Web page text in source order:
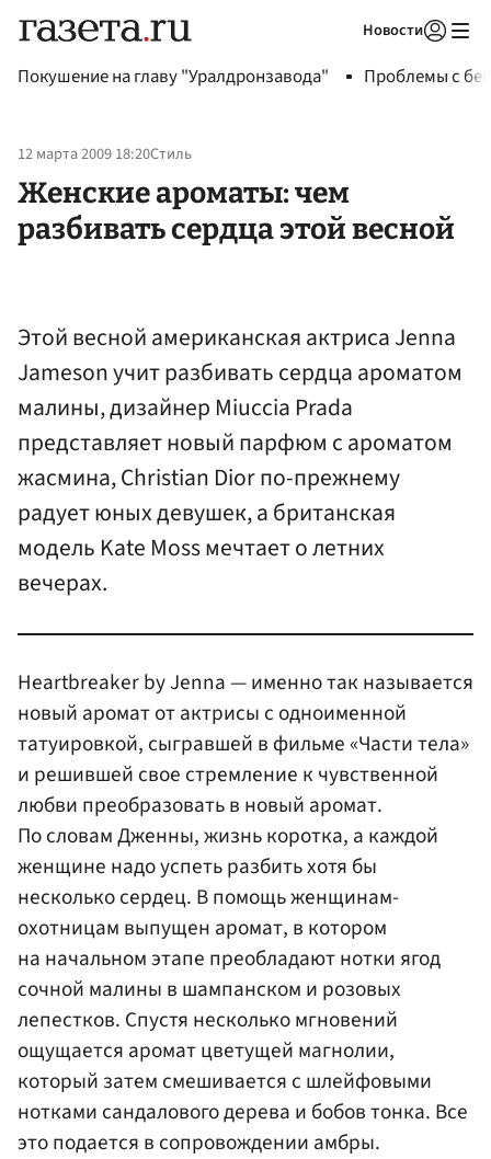
Новости
Покушение на главу "Уралдронзавода" Проблемы с
12 марта 2009 18:20Стиль
Женские ароматы: чем
разбивать сердца этой весной
Этой весной американская актриса Jenna
Jameson учит разбивать сердца ароматом
малины, дизайнер Miuccia Prada
представляет новый парфюм с ароматом
жасмина, Сhristian Dior по-прежнему
радует юных девушек, а британская
модель Kate Moss мечтает о летних
вечерах.
Heartbreaker by Jenna — именно так называется
новый аромат от актрисы с одноименной
татуировкой, сыгравшей в фильме «Части тела»
и решившей свое стремление к чувственной
любви преобразовать в новый аромат.
По словам Дженны, жизнь коротка, а каждой
женщине надо успеть разбить хотя бы
несколько сердец. В помощь женщинам-
охотницам выпущен аромат, в котором
на начальном этапе преобладают нотки ягод
сочной малины в шампанском и розовых
лепестков. Спустя несколько мгновений
ощущается аромат цветущей магнолии,
который затем смешивается с шлейфовыми
нотками сандалового дерева и бобов тонка. Все
это подается в сопровождении амбры.